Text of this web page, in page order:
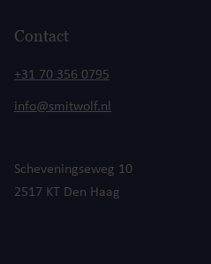
Contact
+31 70 356 0795
info@smitwolf.nl
Scheveningseweg 10
2517 KT Den Haag